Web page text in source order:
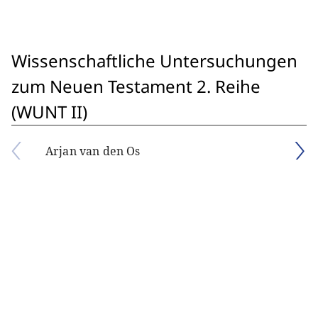
Wissenschaftliche Untersuchungen
zum Neuen Testament 2. Reihe
(WUNT II)
Arjan van den Os